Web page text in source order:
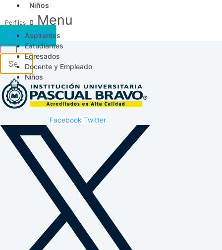
Niños
Menu
Aspirantes
Estudiantes
Egresados
Docente y Empleado
Niños
Acceso SICAU
Facebook Twitter